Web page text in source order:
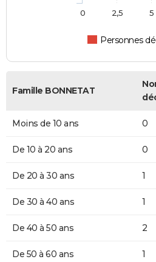
Personnes
0 2,5 5
Famille BONNETAT
Moins de 10 ans 0
De 10 à 20 ans 0
De 20 à 30 ans 1
De 30 à 40 ans 1
De 40 à 50 ans 2
De 50 à 60 ans 1